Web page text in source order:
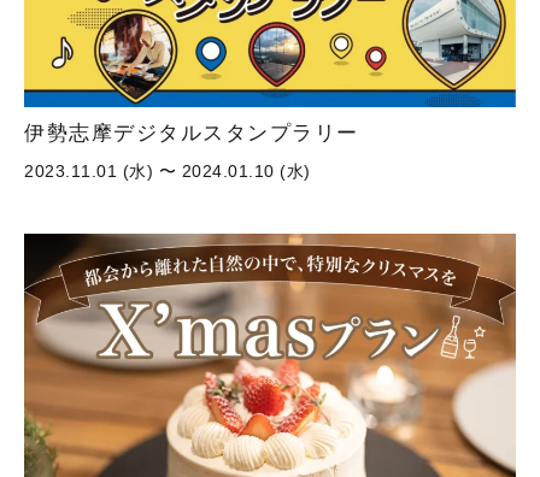
伊勢志摩デジタルスタンプラリー
2023.11.01 (水) 〜 2024.01.10 (水)